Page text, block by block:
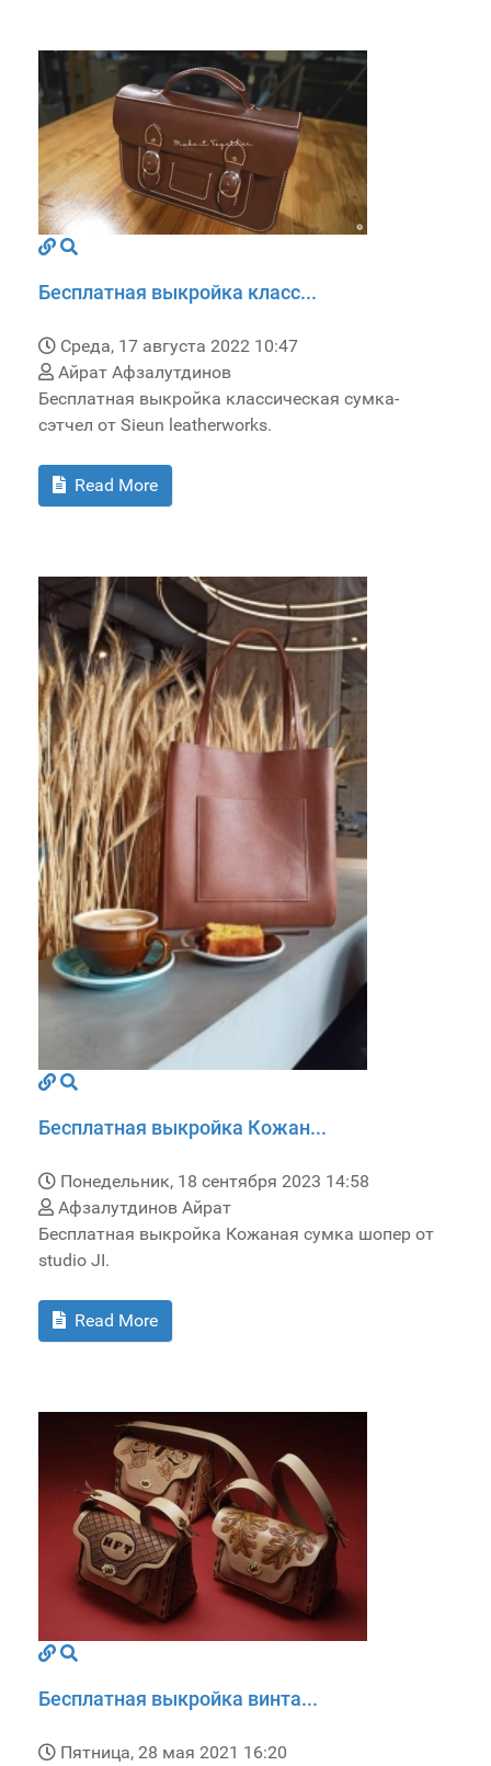
Бесплатная выкройка класс...
Среда, 17 августа 2022 10:47
Айрат Афзалутдинов
Бесплатная выкройка классическая сумка-
сэтчел от Sieun leatherworks.
Read More
Бесплатная выкройка Кожан...
Понедельник, 18 сентября 2023 14:58
Афзалутдинов Айрат
Бесплатная выкройка Кожаная сумка шопер от
studio JI.
Read More
Бесплатная выкройка винта...
Пятница, 28 мая 2021 16:20